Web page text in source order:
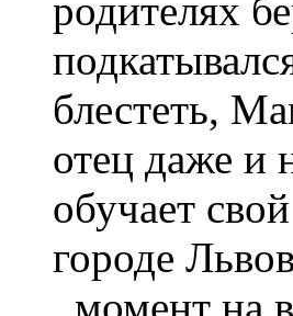
родителях
блестеть,
отец даже и
обучает
городе